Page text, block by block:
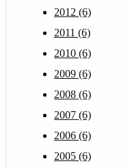
2012 (6)
2011 (6)
2010 (6)
2009 (6)
2008 (6)
2007 (6)
2006 (6)
2005 (6)